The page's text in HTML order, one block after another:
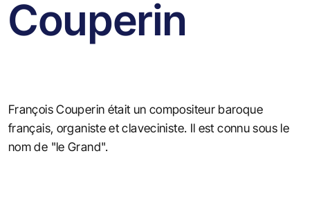
Couperin
François Couperin était un compositeur baroque
français, organiste et claveciniste. Il est connu sous le
nom de "le Grand".